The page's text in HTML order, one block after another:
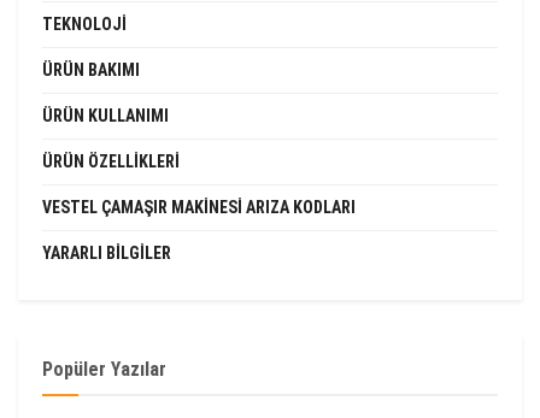
TEKNOLOJI
ÜRÜN BAKIMI
ÜRÜN KULLANIMI
ÜRÜN ÖZELLIKLERI
VESTEL ÇAMAŞIR MAKINESI ARIZA KODLARI
YARARLI BILGILER
Popüler Yazılar